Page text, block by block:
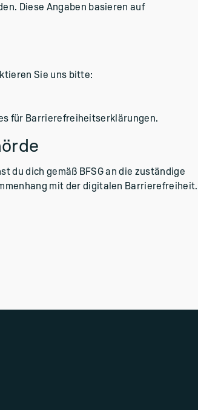
Diese Angaben basieren auf
Sie uns bitte:
für Barrierefreiheitserklärungen.
du dich gemäß BFSG an die zuständige
mit der digitalen Barrierefreiheit.